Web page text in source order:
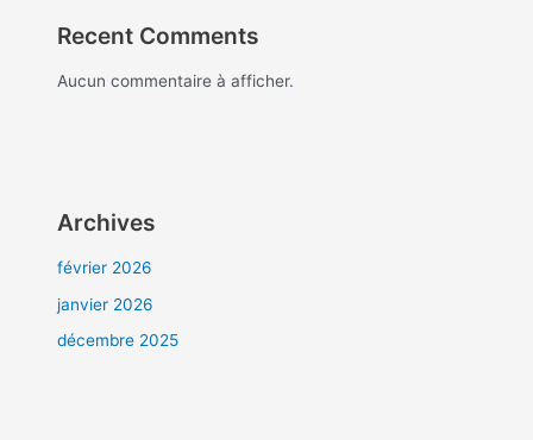
Recent Comments
Aucun commentaire à afficher.
Archives
février 2026
janvier 2026
décembre 2025